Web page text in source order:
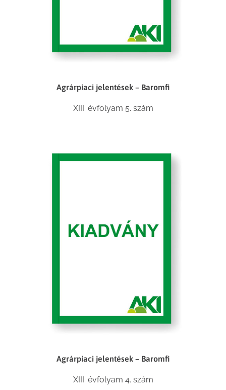
Agrárpiaci jelentések – Baromfi
XIII. évfolyam 5. szám
Agrárpiaci jelentések – Baromfi
XIII. évfolyam 4. szám